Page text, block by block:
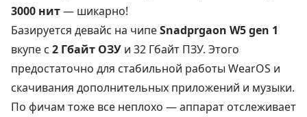
3000 нит— шикарно!
Базируется девайс на чипеSnadprgaon W5 gen 1
вкупе с 2 Гбайт ОЗУ и 32 Гбайт ПЗУ. Этого
предостаточно для стабильной работы WearOS и
скачивания дополнительных приложений и музыки.
По фичам тоже все неплохо — аппарат отслеживает